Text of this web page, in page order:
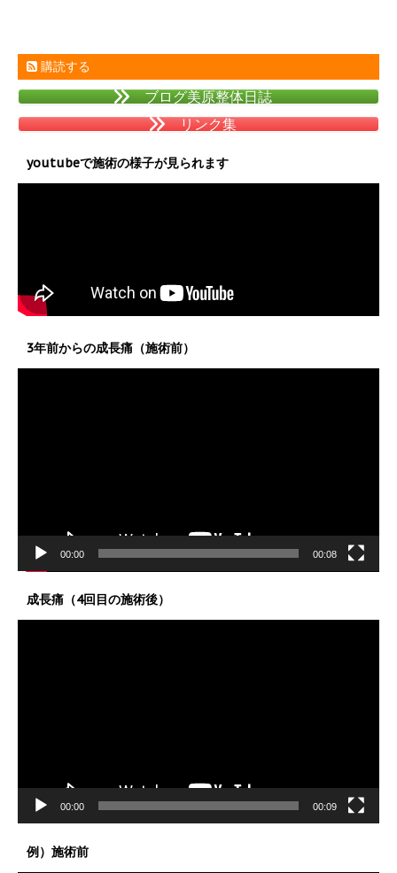
購読する
ブログ美原整体日誌
リンク集
youtubeで施術の様子が見られます
3年前からの成長痛（施術前）
00:00 00:08
成長痛（4回目の施術後）
00:00 00:09
例）施術前